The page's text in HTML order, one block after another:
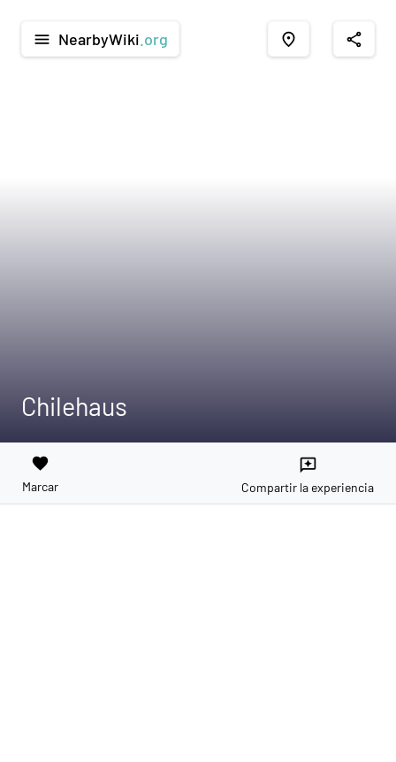
menu NearbyWiki .org place share
Chilehaus
favorite
Marcar
reviews
Compartir la experiencia